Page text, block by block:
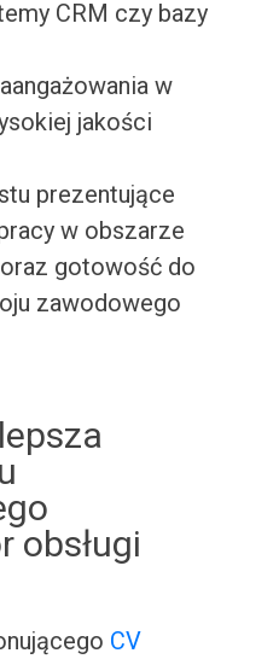
CRM czy bazy
w
jakości
prezentujące
w obszarze
gotowość do
zawodowego
obsługi
CV